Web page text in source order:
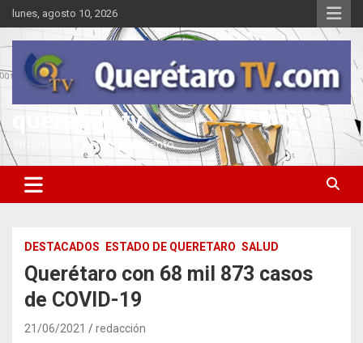
Saltar
al
contenido
lunes, agosto 10, 2026
queretarotv
Información y entretenimiento
DESTACADOS ESTADO DE QUERETARO SALUD
Querétaro con 68 mil 873 casos
de COVID-19
21/06/2021 redacción